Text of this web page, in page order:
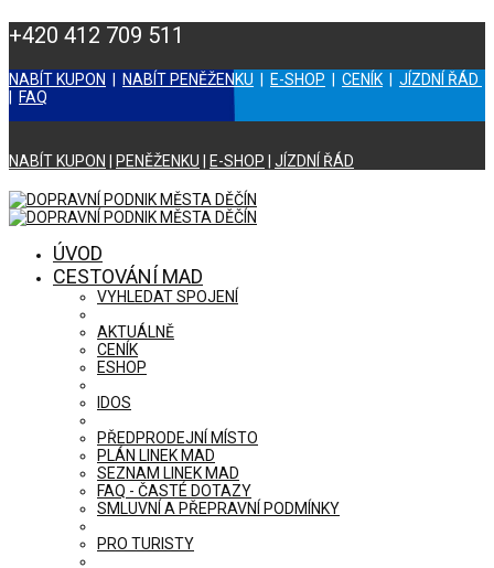
+420 412 709 511
NABÍT KUPON NABÍT PENĚŽENKU E-SHOP CENÍK
JÍZDNÍ ŘÁD
FAQ
NABÍT KUPON PENĚŽENKU E-SHOP JÍZDNÍ ŘÁD
ÚVOD
CESTOVÁNÍ MAD
VYHLEDAT SPOJENÍ
AKTUÁLNĚ
CENÍK
ESHOP
IDOS
PŘEDPRODEJNÍ MÍSTO
PLÁN LINEK MAD
SEZNAM LINEK MAD
FAQ - ČASTÉ DOTAZY
SMLUVNÍ A PŘEPRAVNÍ PODMÍNKY
PRO TURISTY